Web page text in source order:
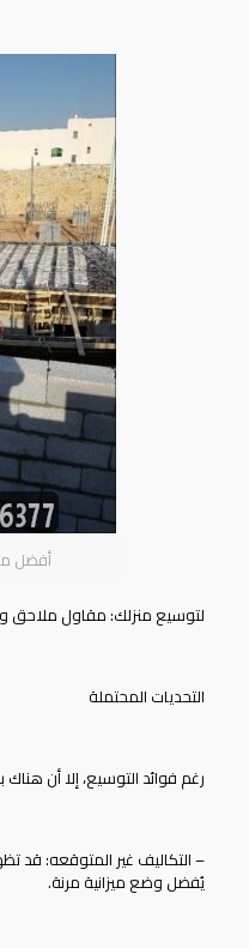
أفضل
لتوسيع منزلك: مقاول ملاحق
التحديات المحتملة
رغم فوائد التوسيع، إلا أن
– التكاليف غير المتوقعه: قد
يُفضل وضع ميزانية مرنة.